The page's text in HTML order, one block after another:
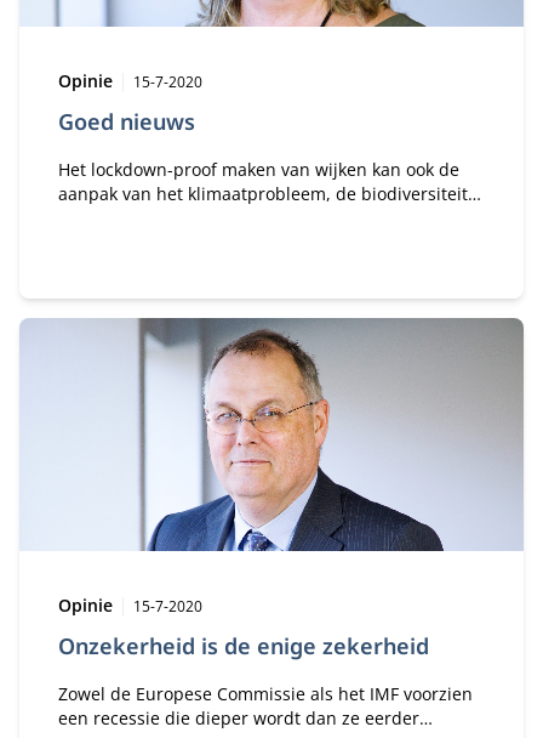
Goed nieuws
Type:
Opinie Publicatiedatum:
15-7-2020
Het lockdown-proof maken van wijken kan ook de
aanpak van het klimaatprobleem, de biodiversiteit
mogelijk is.
Onzekerheid is de enige zekerheid
Type:
Opinie Publicatiedatum:
15-7-2020
Zowel de Europese Commissie als het IMF voorzien
een recessie die dieper wordt dan ze eerder